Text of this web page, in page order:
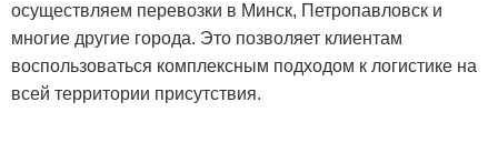
осуществляем перевозки в Минск, Петропавловск и
многие другие города. Это позволяет клиентам
воспользоваться комплексным подходом к логистике на
всей территории присутствия.